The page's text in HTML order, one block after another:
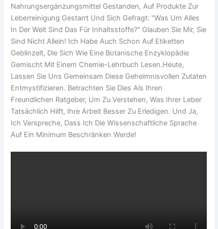
Nahrungsergänzungsmittel Gestanden, Auf Produkte Zur
Leberreinigung Gestarrt Und Sich Gefragt: "Was Um Alles
In Der Welt Sind Das Für Inhaltsstoffe?" Glauben Sie Mir, Sie
Sind Nicht Allein! Ich Habe Auch Schon Auf Etiketten
Geblinzelt, Die Sich Wie Eine Botanische Enzyklopädie
Gemischt Mit Einem Chemie-Lehrbuch Lesen.heute,
Lassen Sie Uns Gemeinsam Diese Geheimnisvollen Zutaten
Entmystifizieren. Betrachten Sie Dies Als Ihren
Freundlichen Ratgeber, Um Zu Verstehen, Was Ihrer Leber
Tatsächlich Hilft, Ihre Arbeit Besser Zu Erledigen. Und Ja,
Ich Verspreche, Dass Ich Die Wissenschaftliche Sprache
Auf Ein Minimum Beschränken Werde!